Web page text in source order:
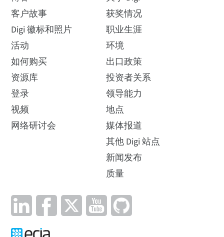
链接，电源
操作系统
Microsoft Windows® 7、8、8.1、10 和 Windows
Server® 2012、2016、2019；以及 Linux®。
注：TCP/UDP 套接字服务与操作系统无关。
3.33 英寸 x 0.95 英寸）
重量
PortServer TS 连接解
决方案
Digi PortServer® TS 长期以来
一直是自动化连接的可靠选
择，而 Digi Connect® EZ 系列
则以闪电般的速度和先进的
连接选项提高了标准。
查看解决方案简介
现代化
利用我们灵活的功能，您可
一个全新的水平。向 Digi
Connect EZ 迈进！
查看解决方案简介
Digi PortServer TS M
MEI 数据表
客户故事
Digi 徽标和照片
活动
如何购买
资源库
登录
视频
网络研讨会
获奖情况
职业生涯
环境
出口政策
投资者关系
领导能力
地点
媒体报道
其他 Digi 站点
新闻发布
质量